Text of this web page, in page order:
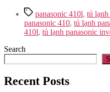
Tagspanasonic 410l, tủ
panasonic 410, tủ lạnh
410l, tủ lạnh panasonic
Search
Recent Posts